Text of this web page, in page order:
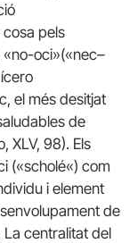
cosa pels
«no-oci»(«nec–
el més desitjat
de
, XLV, 98). Els
(«scholé«) com
i element
de
La centralitat del